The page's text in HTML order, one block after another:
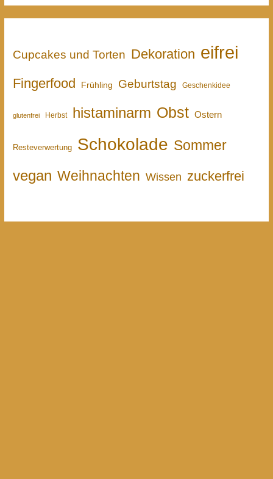
Cupcakes und Torten Dekoration eifrei
Fingerfood Frühling Geburtstag Geschenkidee
glutenfrei Herbst histaminarm Obst Ostern
Resteverwertung Schokolade Sommer
vegan Weihnachten Wissen zuckerfrei